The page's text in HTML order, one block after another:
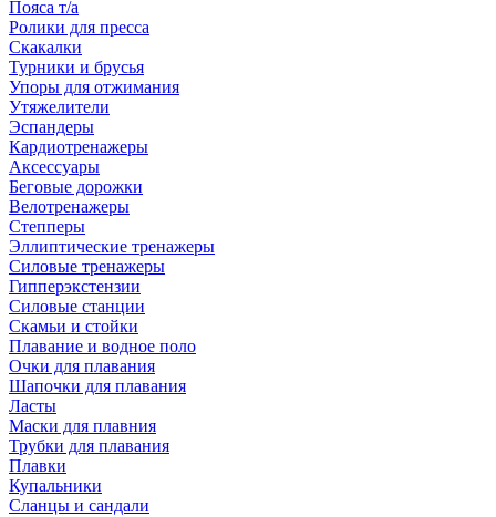
Пояса т/а
Ролики для пресса
Скакалки
Турники и брусья
Упоры для отжимания
Утяжелители
Эспандеры
Кардиотренажеры
Аксессуары
Беговые дорожки
Велотренажеры
Степперы
Эллиптические тренажеры
Силовые тренажеры
Гипперэкстензии
Силовые станции
Скамьи и стойки
Плавание и водное поло
Очки для плавания
Шапочки для плавания
Ласты
Маски для плавния
Трубки для плавания
Плавки
Купальники
Сланцы и сандали